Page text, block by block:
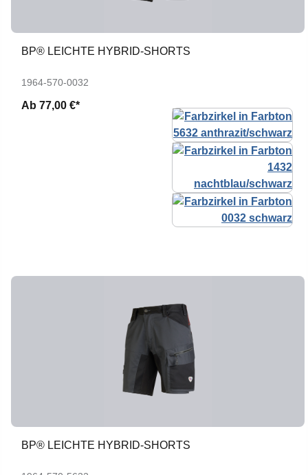
BP® LEICHTE HYBRID-SHORTS
1964-570-0032
Ab 77,00 €*
BP® LEICHTE HYBRID-SHORTS